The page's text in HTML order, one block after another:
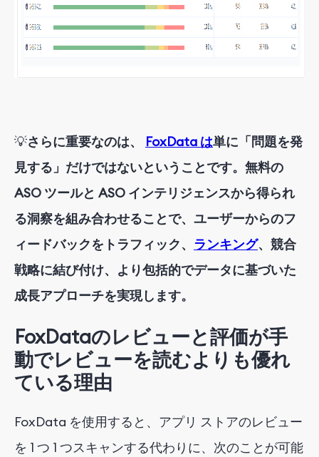
💡さらに重要なのは、 FoxData は単に「問題を発
見する」だけではないということです。無料の
ASO ツールと ASO インテリジェンスから得られ
る洞察を組み合わせることで、ユーザーからのフ
ィードバックをトラフィック、 ランキング、競合
戦略に結び付け、より包括的でデータに基づいた
成長アプローチを実現します。
FoxDataのレビューと評価が手
動でレビューを読むよりも優れ
ている理由
FoxData を使用すると、アプリ ストアのレビュー
を 1 つ 1 つスキャンする代わりに、次のことが可能